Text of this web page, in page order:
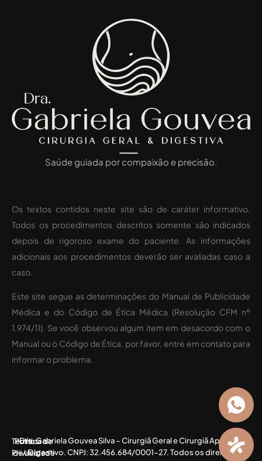
Saúde guiada por compaixão e precisão.
Os textos contidos neste site são de caráter informativo.
Todos os procedimentos descritos somente são indicados
depois de rigoroso exame do paciente. As informações
adicionais aos procedimentos deverão ser avaliadas caso a
caso.
Este site segue as determinações do Manual de Publicidade
Médica e do Código de Ética Médica (Resolução CFM nº
1.974/11). Se você observou algum item em desacordo com o
Manual ou o Código de Ética, por favor, entre em contato para
informar o problema.
Dra. Gabriela Gouvea Silva – Cirurgiã Geral e Cirurgiã Aparelho
Digestivo. CNPJ: 32.456.684/0001-27. Todos os direitos
Termos
de Uso
Política de
Privacidade